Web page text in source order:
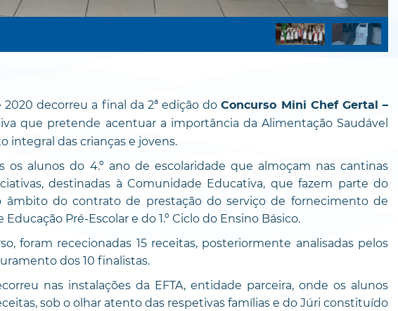
2020 decorreu a final da 2ª edição doConcurso Mini Chef Gertal –
que pretende acentuar a importância da Alimentação Saudável
integral das crianças e jovens.
os alunos do 4.º ano de escolaridade que almoçam nas cantinas
destinadas à Comunidade Educativa, que fazem parte do
do contrato de prestação do serviço de fornecimento de
Pré-Escolar e do 1.º Ciclo do Ensino Básico.
rececionadas 15 receitas, posteriormente analisadas pelos
dos 10 finalistas.
instalações da EFTA, entidade parceira, onde os alunos
sob o olhar atento das respetivas famílias e do Júri constituído